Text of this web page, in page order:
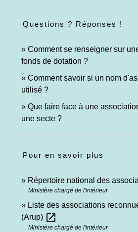
Questions ? Réponses !
Comment se renseigner sur
fonds de dotation ?
Comment savoir si un nom
utilisé ?
Que faire face à une
une secte ?
Pour en savoir plus
Répertoire national des
Ministère chargé de l'intérieur
Liste des associations
(Arup) open_in_new
Ministère chargé de l'intérieur